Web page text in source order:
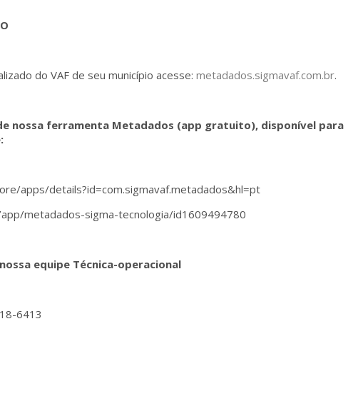
do VAF de seu município acesse:metadados.sigmavaf.com.br.
nossa ferramenta Metadados (app gratuito), disponível para
apps/details?id=com.sigmavaf.metadados&hl=pt
metadados-sigma-tecnologia/id1609494780
equipe Técnica-operacional
6413